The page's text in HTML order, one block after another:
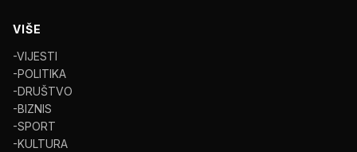
VIŠE
-VIJESTI
-POLITIKA
-DRUŠTVO
-BIZNIS
-SPORT
-KULTURA